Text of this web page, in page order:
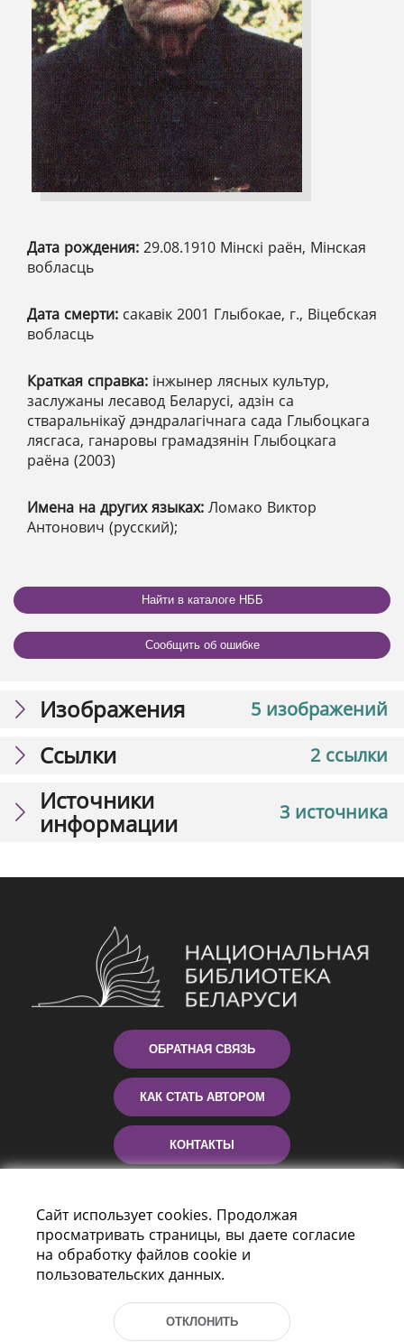
Дата рождения: 29.08.1910 Мінскі раён, Мінская
вобласць
Дата смерти: сакавік 2001 Глыбокае, г., Віцебская
вобласць
Краткая справка: інжынер лясных культур,
заслужаны лесавод Беларусі, адзін са
стваральнікаў дэндралагічнага сада Глыбоцкага
лясгаса, ганаровы грамадзянін Глыбоцкага
раёна (2003)
Имена на других языках: Ломако Виктор
Антонович (русский);
Найти в каталоге НББ
Сообщить об ошибке
5 изображений
Изображения
2 ссылки
Ссылки
3 источника
Источники
информации
ОБРАТНАЯ СВЯЗЬ
КАК СТАТЬ АВТОРОМ
КОНТАКТЫ
Сайт использует cookies. Продолжая
просматривать страницы, вы даете согласие
на обработку файлов cookie и
пользовательских данных.
ОТКЛОНИТЬ